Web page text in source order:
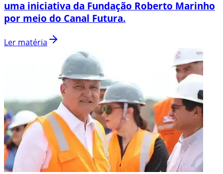
uma iniciativa da Fundação Roberto Marinho
por meio do Canal Futura.
Ler matéria